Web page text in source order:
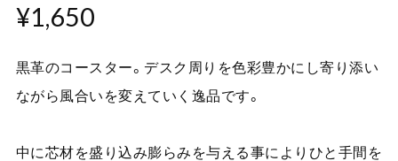
¥1,650
黒革のコースター。デスク周りを色彩豊かにし寄り添い
ながら風合いを変えていく逸品です。
中に芯材を盛り込み膨らみを与える事によりひと手間を